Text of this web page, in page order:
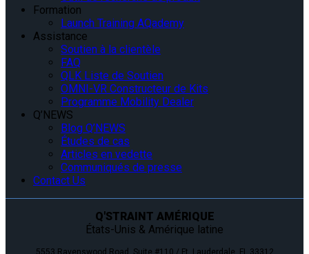
Formation
Launch Training AQademy
Assistance
Soutien à la clientèle
FAQ
QLK Liste de Soutien
OMNI-VR Constructeur de Kits
Programme Mobility Dealer
Q’NEWS
Blog Q’NEWS
Études de cas
Articles en vedette
Communiqués de presse
Contact Us
Q'STRAINT AMÉRIQUE
États-Unis & Amérique latine
5553 Ravenswood Road, Suite #110 / Ft. Lauderdale, FL 33312